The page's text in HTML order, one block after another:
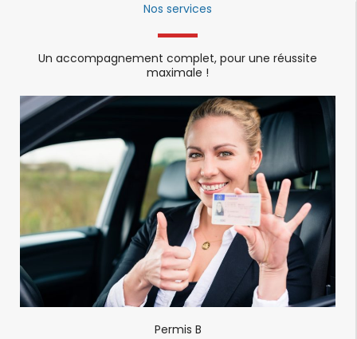
Nos services
Un accompagnement complet, pour une réussite
maximale !
Permis B